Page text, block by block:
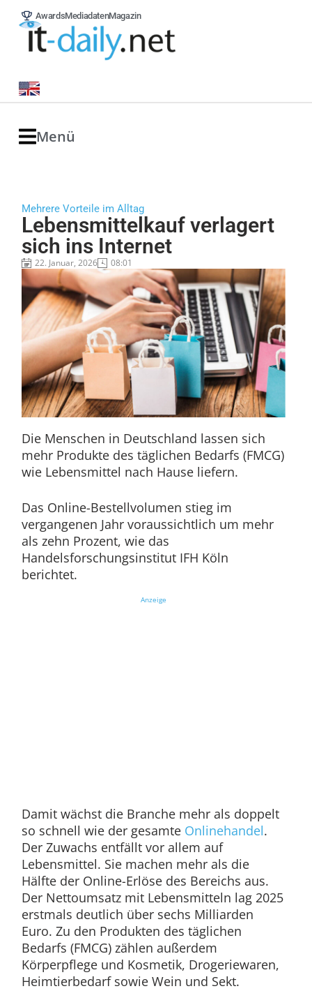
AwardsMediadatenMagazin
Menü
Mehrere Vorteile im Alltag
Lebensmittelkauf verlagert
sich ins Internet
22. Januar, 2026 08:01
Die Menschen in Deutschland lassen sich
mehr Produkte des täglichen Bedarfs (FMCG)
wie Lebensmittel nach Hause liefern.
Das Online-Bestellvolumen stieg im
vergangenen Jahr voraussichtlich um mehr
als zehn Prozent, wie das
Handelsforschungsinstitut IFH Köln
berichtet.
Anzeige
Damit wächst die Branche mehr als doppelt
so schnell wie der gesamte Onlinehandel.
Der Zuwachs entfällt vor allem auf
Lebensmittel. Sie machen mehr als die
Hälfte der Online-Erlöse des Bereichs aus.
Der Nettoumsatz mit Lebensmitteln lag 2025
erstmals deutlich über sechs Milliarden
Euro. Zu den Produkten des täglichen
Bedarfs (FMCG) zählen außerdem
Körperpflege und Kosmetik, Drogeriewaren,
Heimtierbedarf sowie Wein und Sekt.